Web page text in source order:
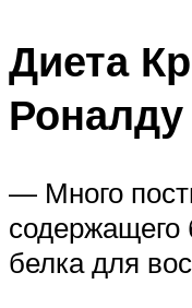
Диета
Роналду
— Много
содержащего
белка для